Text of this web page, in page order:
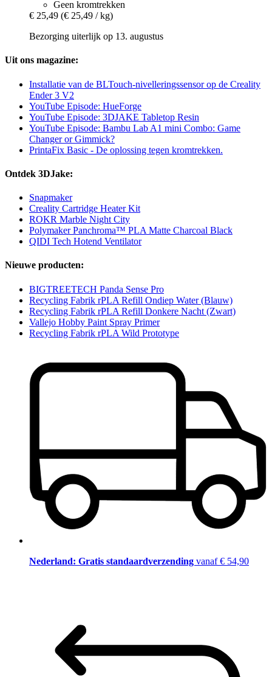
Geen kromtrekken
€ 25,49 (€ 25,49 / kg)
Bezorging uiterlijk op 13. augustus
Uit ons magazine:
Installatie van de BLTouch-nivelleringssensor op de Creality
Ender 3 V2
YouTube Episode: HueForge
YouTube Episode: 3DJAKE Tabletop Resin
YouTube Episode: Bambu Lab A1 mini Combo: Game
Changer or Gimmick?
PrintaFix Basic - De oplossing tegen kromtrekken.
Ontdek 3DJake:
Snapmaker
Creality Cartridge Heater Kit
ROKR Marble Night City
Polymaker Panchroma™ PLA Matte Charcoal Black
QIDI Tech Hotend Ventilator
Nieuwe producten:
BIGTREETECH Panda Sense Pro
Recycling Fabrik rPLA Refill Ondiep Water (Blauw)
Recycling Fabrik rPLA Refill Donkere Nacht (Zwart)
Vallejo Hobby Paint Spray Primer
Recycling Fabrik rPLA Wild Prototype
Nederland: Gratis standaardverzending vanaf € 54,90